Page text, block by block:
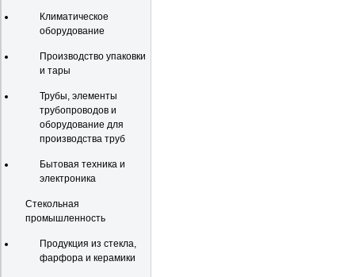
Климатическое
оборудование
Производство упаковки
и тары
Трубы, элементы
трубопроводов и
оборудование для
производства труб
Бытовая техника и
электроника
Стекольная
промышленность
Продукция из стекла,
фарфора и керамики